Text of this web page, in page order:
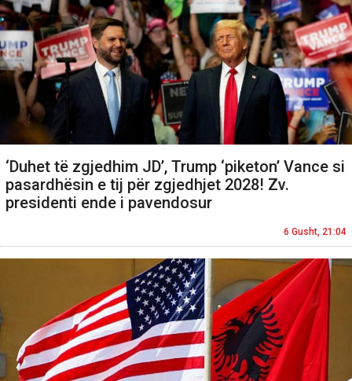
‘Duhet të zgjedhim JD’, Trump ‘piketon’ Vance si
pasardhësin e tij për zgjedhjet 2028! Zv.
presidenti ende i pavendosur
6 Gusht, 21:04